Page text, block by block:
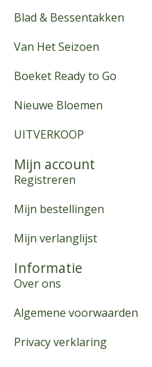
Blad & Bessentakken
Van Het Seizoen
Boeket Ready to Go
Nieuwe Bloemen
UITVERKOOP
Mijn account
Registreren
Mijn bestellingen
Mijn verlanglijst
Informatie
Over ons
Algemene voorwaarden
Privacy verklaring